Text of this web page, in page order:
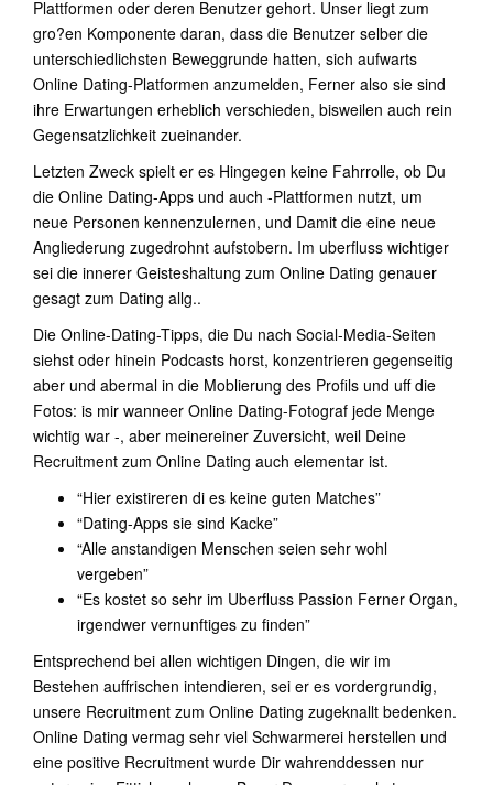
Plattformen oder deren Benutzer gehort. Unser liegt zum
gro?en Komponente daran, dass die Benutzer selber die
unterschiedlichsten Beweggrunde hatten, sich aufwarts
Online Dating-Platformen anzumelden, Ferner also sie sind
ihre Erwartungen erheblich verschieden, bisweilen auch rein
Gegensatzlichkeit zueinander.
Letzten Zweck spielt er es Hingegen keine Fahrrolle, ob Du
die Online Dating-Apps und auch -Plattformen nutzt, um
neue Personen kennenzulernen, und Damit die eine neue
Angliederung zugedrohnt aufstobern. Im uberfluss wichtiger
sei die innerer Geisteshaltung zum Online Dating genauer
gesagt zum Dating allg..
Die Online-Dating-Tipps, die Du nach Social-Media-Seiten
siehst oder hinein Podcasts horst, konzentrieren gegenseitig
aber und abermal in die Moblierung des Profils und uff die
Fotos: is mir wanneer Online Dating-Fotograf jede Menge
wichtig war -, aber meinereiner Zuversicht, weil Deine
Recruitment zum Online Dating auch elementar ist.
“Hier existireren di es keine guten Matches”
“Dating-Apps sie sind Kacke”
“Alle anstandigen Menschen seien sehr wohl
vergeben”
“Es kostet so sehr im Uberfluss Passion Ferner Organ,
irgendwer vernunftiges zu finden”
Entsprechend bei allen wichtigen Dingen, die wir im
Bestehen auffrischen intendieren, sei er es vordergrundig,
unsere Recruitment zum Online Dating zugeknallt bedenken.
Online Dating vermag sehr viel Schwarmerei herstellen und
eine positive Recruitment wurde Dir wahrenddessen nur